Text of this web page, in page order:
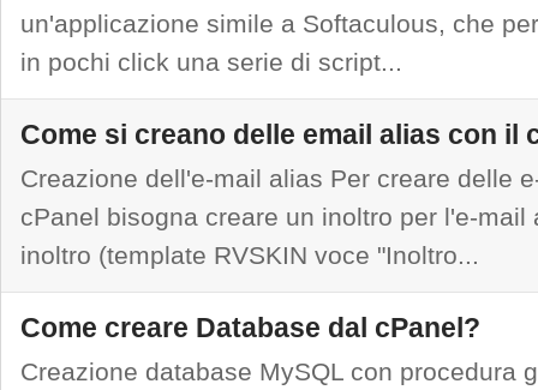
un'applicazione simile a Softaculous, che
in pochi click una serie di script...
Come si creano delle email alias con il
Creazione dell'e-mail alias Per creare delle
cPanel bisogna creare un inoltro per l'e-mail
inoltro (template RVSKIN voce "Inoltro...
Come creare Database dal cPanel?
Creazione database MySQL con procedura